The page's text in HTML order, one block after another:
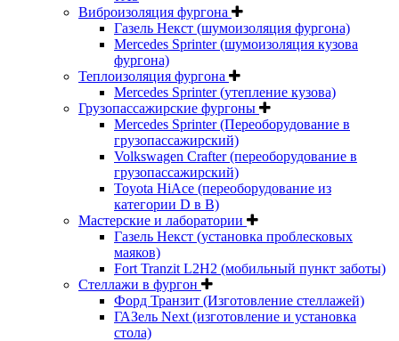
Виброизоляция фургона
Газель Некст (шумоизоляция фургона)
Mercedes Sprinter (шумоизоляция кузова
фургона)
Теплоизоляция фургона
Mercedes Sprinter (утепление кузова)
Грузопассажирские фургоны
Mercedes Sprinter (Переоборудование в
грузопассажирский)
Volkswagen Crafter (переоборудование в
грузопассажирский)
Toyota HiAce (переоборудование из
категории D в B)
Мастерские и лаборатории
Газель Некст (установка проблесковых
маяков)
Fort Tranzit L2H2 (мобильный пункт заботы)
Стеллажи в фургон
Форд Транзит (Изготовление стеллажей)
ГАЗель Next (изготовление и установка
стола)